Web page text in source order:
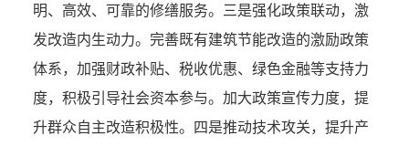
明、高效、可靠的修缮服务。三是强化政策联动，激
发改造内生动力。完善既有建筑节能改造的激励政策
体系，加强财政补贴、税收优惠、绿色金融等支持力
度，积极引导社会资本参与。加大政策宣传力度，提
升群众自主改造积极性。四是推动技术攻关，提升产